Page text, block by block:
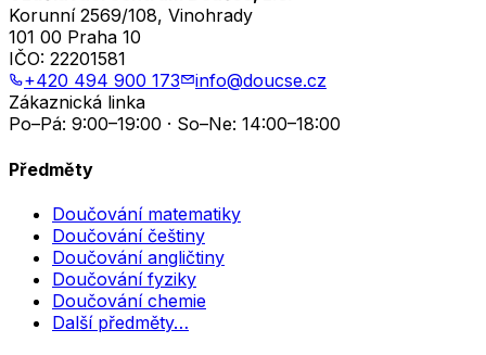
Korunní 2569/108, Vinohrady
101 00 Praha 10
IČO: 22201581
+420 494 900 173
info@doucse.cz
Zákaznická linka
Po–Pá: 9:00–19:00 · So–Ne: 14:00–18:00
Předměty
Doučování matematiky
Doučování češtiny
Doučování angličtiny
Doučování fyziky
Doučování chemie
Další předměty…